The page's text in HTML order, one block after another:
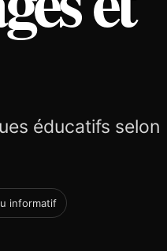
éducatifs selon
informatif